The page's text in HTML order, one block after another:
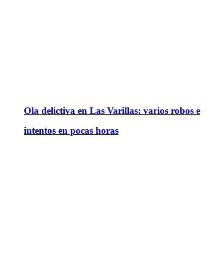
Ola delictiva en Las Varillas: varios robos e
intentos en pocas horas